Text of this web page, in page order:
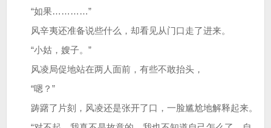
“如果…………”
风辛夷还准备说些什么，却看见从门口走了进来。
“小姑，嫂子。”
风凌局促地站在两人面前，有些不敢抬头，
“嗯？”
踌躇了片刻，风凌还是张开了口，一脸尴尬地解释起来。